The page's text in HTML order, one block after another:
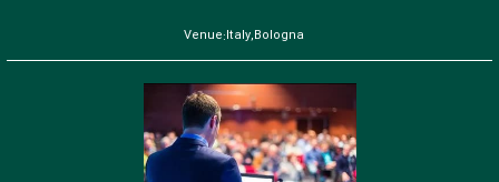
Venue:Italy,Bologna